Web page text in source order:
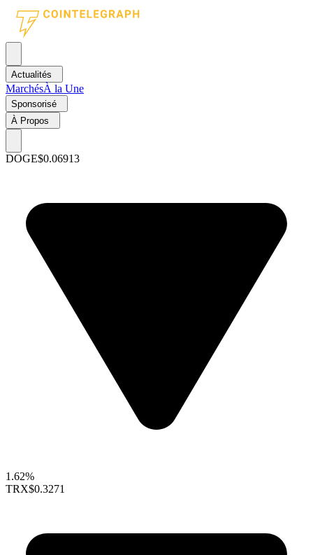
Actualités
MarchésÀ la Une
Sponsorisé
À Propos
DOGE$0.06913
1.62%
TRX$0.3271